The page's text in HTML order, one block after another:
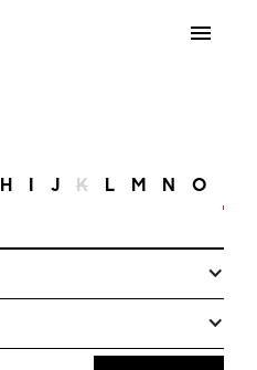
H I J K L M N O